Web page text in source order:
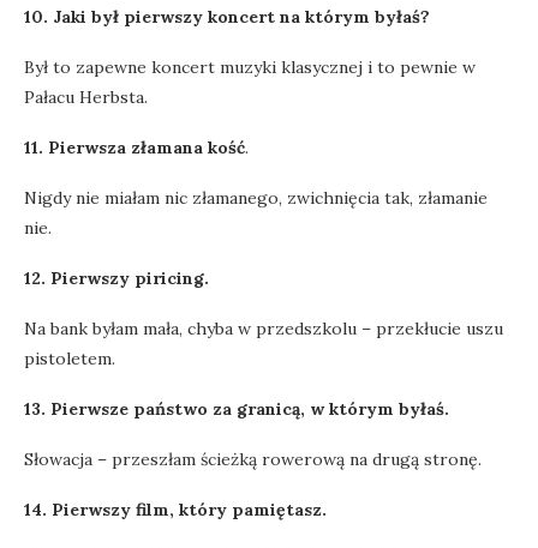
10. Jaki był pierwszy koncert na którym byłaś?
Był to zapewne koncert muzyki klasycznej i to pewnie w
Pałacu Herbsta.
11. Pierwsza złamana kość.
Nigdy nie miałam nic złamanego, zwichnięcia tak, złamanie
nie.
12. Pierwszy piricing.
Na bank byłam mała, chyba w przedszkolu – przekłucie uszu
pistoletem.
13. Pierwsze państwo za granicą, w którym byłaś.
Słowacja – przeszłam ścieżką rowerową na drugą stronę.
14. Pierwszy film, który pamiętasz.